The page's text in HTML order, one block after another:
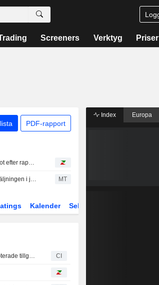
Screeners Verktyg Priser
PDF-rapport
Fraport backar något efter rapport – delade meningar bland analytiker
Zillow: Bostadsförsäljningen i juli nådde årshögsta – men kan markera toppen för 2026 MT
Kalender Sektor
S&P Global utökar S&P Capital IQ Pro med omfattande data för onoterade tillgångar från With Intelligence CI
Index Europa